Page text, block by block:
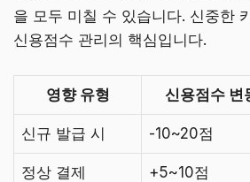
을 모두 미칠 수 있습니다. 신중한
신용점수 관리의 핵심입니다.
영향 유형 신용점수 변
신규 발급 시 -10~20점
정상 결제 +5~10점